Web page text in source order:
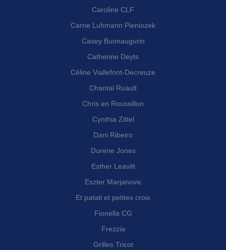
Caroline CLF
Carrie Luhmann Pieniozek
Casey Buonaugurio
Catherine Deyts
Céline Viallefont-Decreuze
Chantal Ruault
Chris en Roussillon
Cynthia Zittel
Dani Ribeiro
Durene Jones
Esther Leavitt
Eszter Marjanovic
Et patati et petites croix
Fionella CG
Frezzia
Grilles Tricot